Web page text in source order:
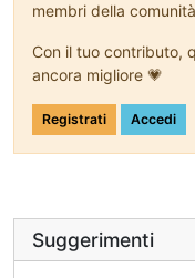
membri della
Con il tuo contributo,
ancora migliore 💗
Registrati Accedi
Suggerimenti